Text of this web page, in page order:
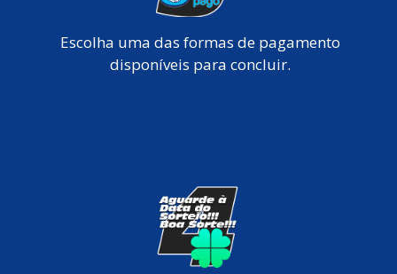
Escolha uma das formas de pagamento
disponíveis para concluir.